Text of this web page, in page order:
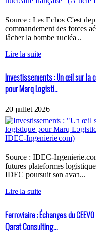
Source : Les Echos C'est
commandement des forces
lâcher la bombe nucléa...
Lire la suite
Investissements : Un œil sur la
pour Marq Logisti...
20 juillet 2026
Source : IDEC-
futures plateformes
IDEC poursuit son avan...
Lire la suite
Ferroviaire : Échanges du
Qarat Consulting...